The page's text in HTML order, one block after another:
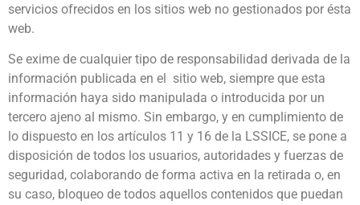
servicios ofrecidos en los sitios web no gestionados por ésta
web.
Se exime de cualquier tipo de responsabilidad derivada de la
información publicada en el sitio web, siempre que esta
información haya sido manipulada o introducida por un
tercero ajeno al mismo. Sin embargo, y en cumplimiento de
lo dispuesto en los artículos 11 y 16 de la LSSICE, se pone a
disposición de todos los usuarios, autoridades y fuerzas de
seguridad, colaborando de forma activa en la retirada o, en
su caso, bloqueo de todos aquellos contenidos que puedan